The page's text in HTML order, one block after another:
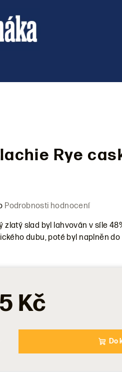
Rye
Podrobnosti hodnocení
zlatý slad byl lahvován v síle
dubu, poté byl naplněn
Kč
Do